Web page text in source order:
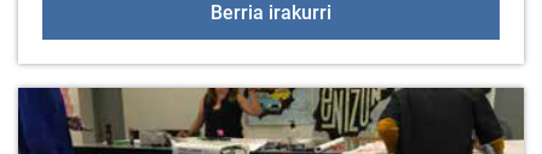
Berria irakurri